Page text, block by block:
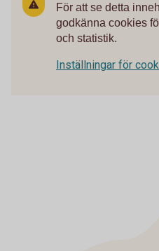
För att se detta
godkänna cookies
och statistik.
Inställningar för